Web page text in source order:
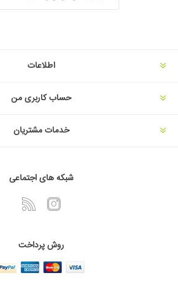
اطلاعات
حساب کاربری من
خدمات مشتریان
شبکه های اجتماعی
روش پرداخت